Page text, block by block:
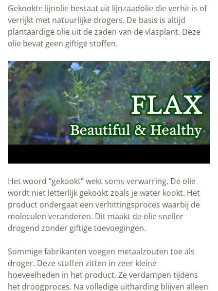
Gekookte lijnolie bestaat uit lijnzaadolie die verhit is of
verrijkt met natuurlijke drogers. De basis is altijd
plantaardige olie uit de zaden van de vlasplant. Deze
olie bevat geen giftige stoffen.
Het woord “gekookt” wekt soms verwarring. De olie
wordt niet letterlijk gekookt zoals je water kookt. Het
product ondergaat een verhittingsproces waarbij de
moleculen veranderen. Dit maakt de olie sneller
drogend zonder giftige toevoegingen.
Sommige fabrikanten voegen metaalzouten toe als
droger. Deze stoffen zitten in zeer kleine
hoeveelheden in het product. Ze verdampen tijdens
het droogproces. Na volledige uitharding blijven alleen